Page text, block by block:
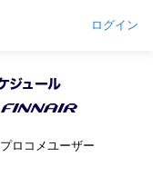
ログイン
プロコメユーザー